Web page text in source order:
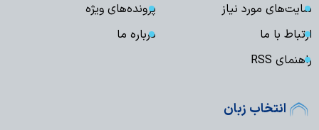
سایت‌های مورد نیاز
پرونده‌های ویژه
ارتباط با ما
درباره ما
راهنمای RSS
انتخاب زبان